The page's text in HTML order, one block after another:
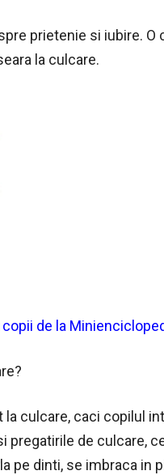
prietenie si iubire.
la culcare.
de la
culcare, caci copilul
pregatirile de culcare,
pe dinti, se imbraca in